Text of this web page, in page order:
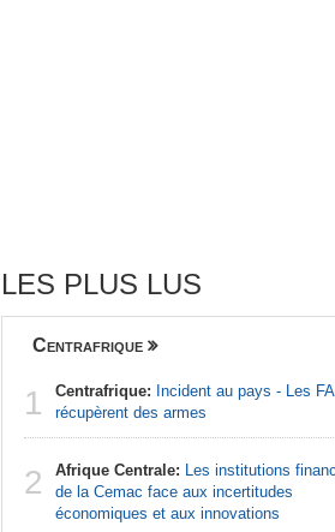
LES PLUS LUS
Centrafrique
1 Centrafrique: Incident au pays - Les
récupèrent des armes
2 Afrique Centrale: Les institutions
de la Cemac face aux incertitudes
économiques et aux innovations